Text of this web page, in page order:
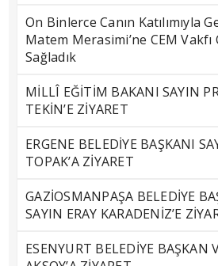
On Binlerce Canın Katılımıyla
Matem Merasimi’ne CEM Vakfı
Sağladık
MİLLÎ EĞİTİM BAKANI SAYIN
TEKİN’E ZİYARET
ERGENE BELEDİYE BAŞKANI
TOPAK’A ZİYARET
GAZİOSMANPAŞA BELEDİYE
SAYIN ERAY KARADENİZ’E
ESENYURT BELEDİYE BAŞKAN